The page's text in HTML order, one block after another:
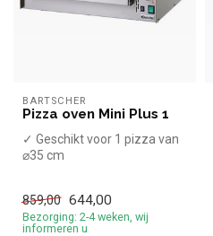
BARTSCHER
Pizza oven Mini Plus 1
✓ Geschikt voor 1 pizza van
⌀35 cm
859,00 644,00
Bezorging: 2-4 weken, wij
informeren u